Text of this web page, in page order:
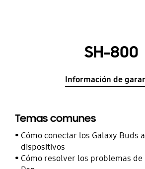
SH-800
Información de
Temas comunes
Cómo conectar los Galaxy Buds
dispositivos
Cómo resolver los problemas de